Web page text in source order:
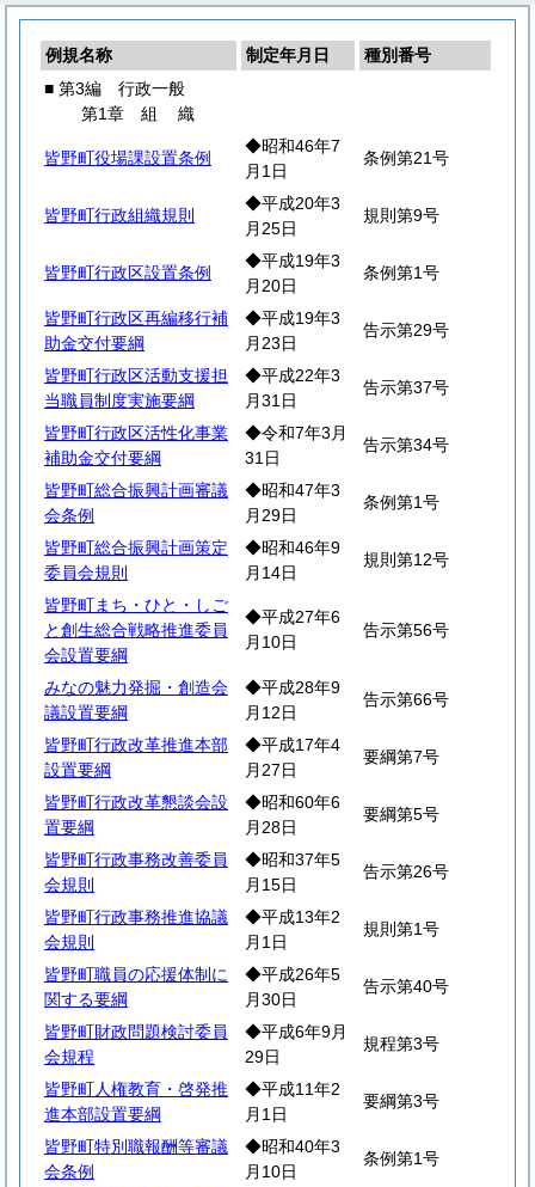
例規名称 制定年月日
種別番号
■ 第3編 行政一般
第1章 組織
皆野町役場課設置条例
◆昭和46年7
月1日
条例第21号
皆野町行政組織規則
◆平成20年3
月25日
規則第9号
皆野町行政区設置条例
◆平成19年3
月20日
条例第1号
皆野町行政区再編移行補
助金交付要綱
◆平成19年3
月23日
告示第29号
皆野町行政区活動支援担
当職員制度実施要綱
◆平成22年3
月31日
告示第37号
皆野町行政区活性化事業
補助金交付要綱
◆令和7年3月
31日
告示第34号
皆野町総合振興計画審議
会条例
◆昭和47年3
月29日
条例第1号
皆野町総合振興計画策定
委員会規則
◆昭和46年9
月14日
規則第12号
皆野町まち・ひと・しご
と創生総合戦略推進委員
会設置要綱
◆平成27年6
月10日
告示第56号
みなの魅力発掘・創造会
議設置要綱
◆平成28年9
月12日
告示第66号
皆野町行政改革推進本部
設置要綱
◆平成17年4
月27日
要綱第7号
皆野町行政改革懇談会設
置要綱
◆昭和60年6
月28日
要綱第5号
皆野町行政事務改善委員
会規則
◆昭和37年5
月15日
告示第26号
皆野町行政事務推進協議
会規則
◆平成13年2
月1日
規則第1号
皆野町職員の応援体制に
関する要綱
◆平成26年5
月30日
告示第40号
皆野町財政問題検討委員
会規程
◆平成6年9月
29日
規程第3号
皆野町人権教育・啓発推
進本部設置要綱
◆平成11年2
月1日
要綱第3号
皆野町特別職報酬等審議
会条例
◆昭和40年3
月10日
条例第1号